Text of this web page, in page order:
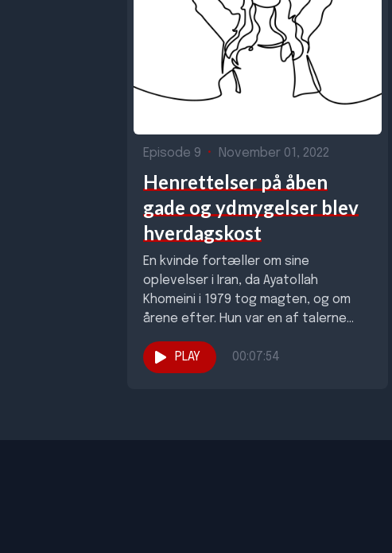
Episode 9 • November 01, 2022
Henrettelser på åben
gade og ydmygelser blev
hverdagskost
En kvinde fortæller om sine
oplevelser i Iran, da Ayatollah
Khomeini i 1979 tog magten, og om
årene efter. Hun var en af talerne...
PLAY 00:07:54